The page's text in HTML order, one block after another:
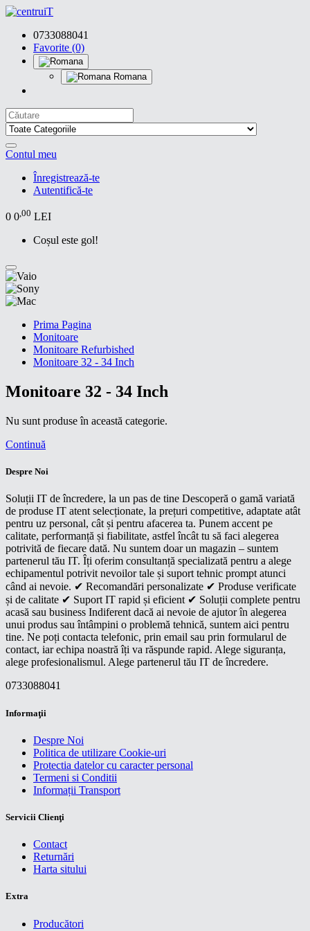
0733088041
Favorite (0)
Romana
Contul meu
Înregistrează-te
Autentifică-te
0 0,00 LEI
Coșul este gol!
Prima Pagina
Monitoare
Monitoare Refurbished
Monitoare 32 - 34 Inch
Monitoare 32 - 34 Inch
Nu sunt produse în această categorie.
Continuă
Despre Noi
Soluții IT de încredere, la un pas de tine Descoperă o gamă variată
de produse IT atent selecționate, la prețuri competitive, adaptate atât
pentru uz personal, cât și pentru afacerea ta. Punem accent pe
calitate, performanță și fiabilitate, astfel încât tu să faci alegerea
potrivită de fiecare dată. Nu suntem doar un magazin – suntem
partenerul tău IT. Îți oferim consultanță specializată pentru a alege
echipamentul potrivit nevoilor tale și suport tehnic prompt atunci
când ai nevoie. ✔ Recomandări personalizate ✔ Produse verificate
și de calitate ✔ Suport IT rapid și eficient ✔ Soluții complete pentru
acasă sau business Indiferent dacă ai nevoie de ajutor în alegerea
unui produs sau întâmpini o problemă tehnică, suntem aici pentru
tine. Ne poți contacta telefonic, prin email sau prin formularul de
contact, iar echipa noastră îți va răspunde rapid. Alege siguranța,
alege profesionalismul. Alege partenerul tău IT de încredere.
0733088041
Informaţii
Despre Noi
Politica de utilizare Cookie-uri
Protectia datelor cu caracter personal
Termeni si Conditii
Informații Transport
Servicii Clienţi
Contact
Returnări
Harta sitului
Extra
Producători